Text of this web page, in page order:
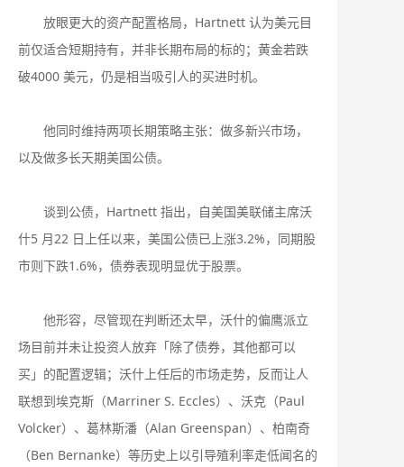
放眼更大的资产配置格局，Hartnett 认为美元目
前仅适合短期持有，并非长期布局的标的；黄金若跌
破4000 美元，仍是相当吸引人的买进时机。
他同时维持两项长期策略主张：做多新兴市场，
以及做多长天期美国公债。
谈到公债，Hartnett 指出，自美国美联储主席沃
什5 月22 日上任以来，美国公债已上涨3.2%，同期股
市则下跌1.6%，债券表现明显优于股票。
他形容，尽管现在判断还太早，沃什的偏鹰派立
场目前并未让投资人放弃「除了债券，其他都可以
买」的配置逻辑；沃什上任后的市场走势，反而让人
联想到埃克斯（Marriner S. Eccles）、沃克（Paul
Volcker）、葛林斯潘（Alan Greenspan）、柏南奇
（Ben Bernanke）等历史上以引导殖利率走低闻名的